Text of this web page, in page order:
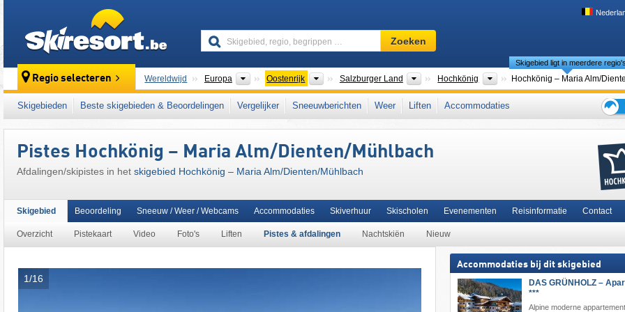
Skigebied,
regio,
…
Zoeken
Regio selecteren Wereldwijd Europa Continenten
Oostenrijk LandenSalzburger Land Bondsstaten
Hochkönig Toeristische regio's
Skigebied ligt in meerdere
Dit skigebied ligt ook in: Salzburger Schieferalpen Berchtesgadener Alpen Pinzgau Zell am See
Sankt Johann im Pongau
SuperSkiCard noordelijke deel van de oostelijke Alpen
Oostenrijkse Alpen, oostelijk deel van de Alpen, Alpen, West-Europa, Midden-Europa, Europese Unie
Skigebieden Beste skigebieden & Beoordelingen Vergelijker Sneeuwberichten Weer Liften
Accommodaties
Pistes Hochkönig – Maria Alm/​Dienten/​Mühlbach
Afdalingen/​skipistes in het skigebied Hochkönig – Maria Alm/​Dienten/​Mühlbach
Skigebied
Overzicht Pistekaart Video Foto's Liften Pistes & afdalingen Nachtskiën Nieuw
Beoordeling Sneeuw / Weer / Webcams Accommodaties Skiverhuur Skischolen Evenementen Reisinformatie Contact
1/16
Accommodaties bij dit skigebied
DAS GRÜNHOLZ –
***
Alpine moderne